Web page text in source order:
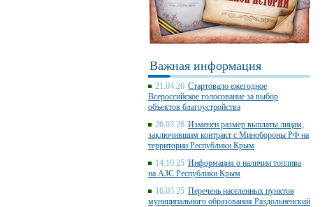
Важная информация
21.04.26 Стартовало ежегодное
Всероссийское голосование за выбор
объектов благоустройства
26.03.26 Изменен размер выплаты лицам,
заключившим контракт с Минобороны РФ на
территории Республики Крым
14.10.25 Информация о наличии топлива
на АЗС Республики Крым
16.05.25 Перечень населенных пунктов
муниципального образования Раздольненский